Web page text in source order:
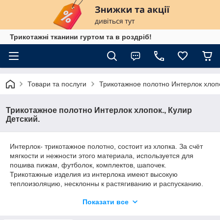
Трикотажні тканини гуртом та в роздріб!
Товари та послуги Трикотажное полотно Интерлок
Трикотажное полотно Интерлок хлопок., Кулир
Детский.
Интерлок- трикотажное полотно, состоит из хлопка. За счёт
мягкости и нежности этого материала, используется для
пошива пижам, футболок, комплектов, шапочек.
Трикотажные изделия из интерлока имеют высокую
теплоизоляцию, несклонны к растягиванию и распусканию.
градусов (не более). Ширина 92см, в разрезе 1,84
Показати все